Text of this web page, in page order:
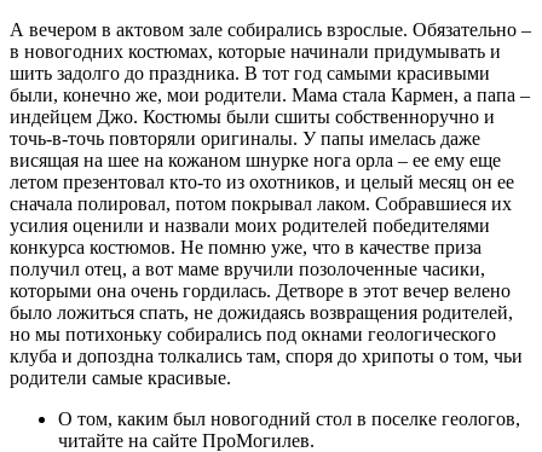
А вечером в актовом зале собирались взрослые. Обязательно –
в новогодних костюмах, которые начинали придумывать и
шить задолго до праздника. В тот год самыми красивыми
были, конечно же, мои родители. Мама стала Кармен, а папа –
индейцем Джо. Костюмы были сшиты собственноручно и
точь-в-точь повторяли оригиналы. У папы имелась даже
висящая на шее на кожаном шнурке нога орла – ее ему еще
летом презентовал кто-то из охотников, и целый месяц он ее
сначала полировал, потом покрывал лаком. Собравшиеся их
усилия оценили и назвали моих родителей победителями
конкурса костюмов. Не помню уже, что в качестве приза
получил отец, а вот маме вручили позолоченные часики,
которыми она очень гордилась. Детворе в этот вечер велено
было ложиться спать, не дожидаясь возвращения родителей,
но мы потихоньку собирались под окнами геологического
клуба и допоздна толкались там, споря до хрипоты о том, чьи
родители самые красивые.
О том, каким был новогодний стол в поселке геологов,
читайте на сайте ПроМогилев.